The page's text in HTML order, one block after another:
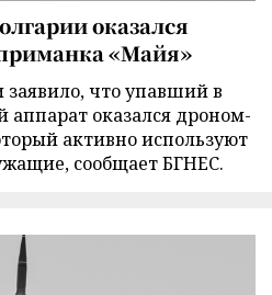
оказался
«Майя»
что упавший в
аппарат оказался дроном-
активно используют
сообщает БГНЕС.